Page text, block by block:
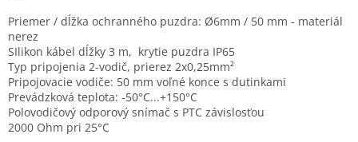
Priemer / dĺžka ochranného puzdra: Ø6mm / 50 mm - materiál
nerez
SIlikon kábel dĺžky 3 m, krytie puzdra IP65
Typ pripojenia 2-vodič, prierez 2x0,25mm²
Pripojovacie vodiče: 50 mm voľné konce s dutinkami
Prevádzková teplota: -50°C...+150°C
Polovodičový odporový snímač s PTC závislosťou
2000 Ohm pri 25°C